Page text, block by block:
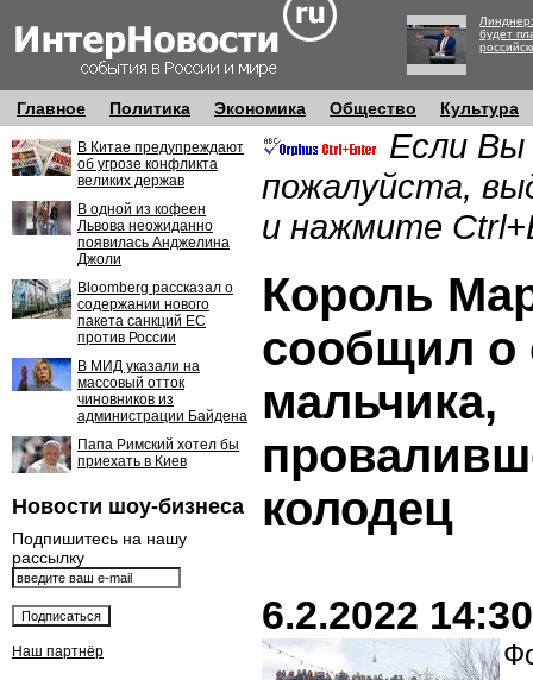
будет
Главное Политика Экономика Общество Культура
В Китае предупреждают
об угрозе конфликта
великих держав
В одной из кофеен
Львова неожиданно
появилась Анджелина
Джоли
Bloomberg рассказал о
содержании нового
пакета санкций ЕС
против России
В МИД указали на
массовый отток
чиновников из
администрации Байдена
Папа Римский хотел бы
приехать в Киев
Новости шоу-бизнеса
Подпишитесь на нашу
рассылку
Наш партнёр
Если Вы
пожалуйста,
и нажмите
Король
сообщил о
мальчика,
колодец
6.2.2022 14:30